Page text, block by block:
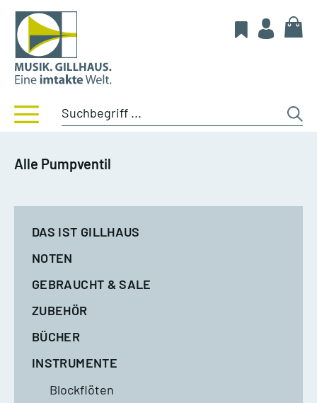
Alle Pumpventil
DAS IST GILLHAUS
NOTEN
GEBRAUCHT & SALE
ZUBEHÖR
BÜCHER
INSTRUMENTE
Blockflöten